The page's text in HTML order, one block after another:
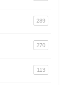
289
270
113